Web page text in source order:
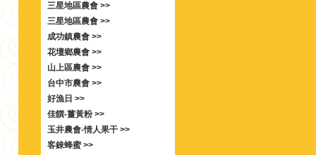
三星地區農會 >>
三星地區農會 >>
成功鎮農會 >>
花壇鄉農會 >>
山上區農會 >>
台中市農會 >>
好漁日 >>
佳饌-薑黃粉 >>
玉井農會-情人果干 >>
客錸蜂蜜 >>